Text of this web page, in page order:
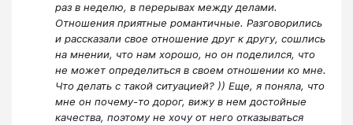
раз в неделю, в перерывах между делами.
Отношения приятные романтичные. Разговорились
и рассказали свое отношение друг к другу, сошлись
на мнении, что нам хорошо, но он поделился, что
не может определиться в своем отношении ко мне.
Что делать с такой ситуацией? )) Еще, я поняла, что
мне он почему-то дорог, вижу в нем достойные
качества, поэтому не хочу от него отказываться